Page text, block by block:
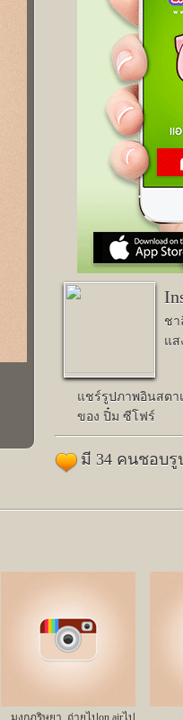
ช
แส
แชร์รูปภาพอินสตา
ของ ปิ๋ม ซีโฟร์
มี 34 คนชอบรู
มงกุฏริษยา..ถ่ายไปon airไป